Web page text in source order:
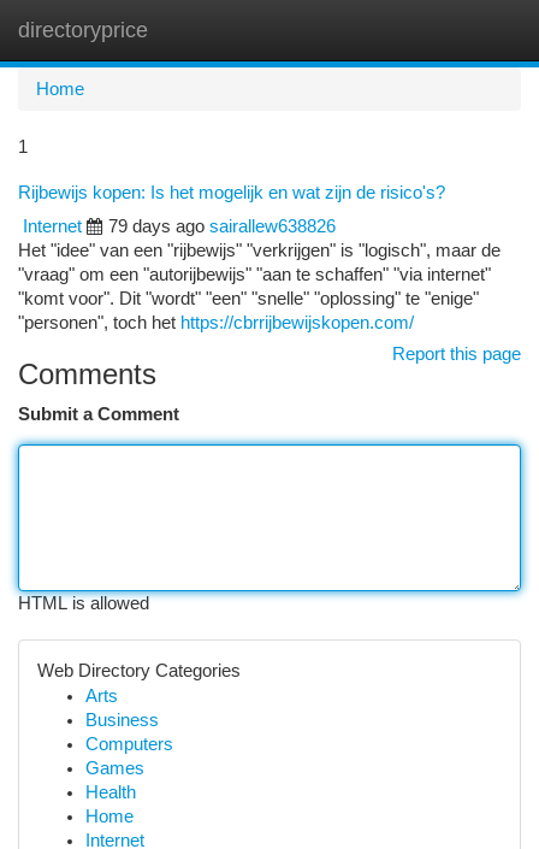
directoryprice
Home
1
Rijbewijs kopen: Is het mogelijk en wat zijn de risico's?
Internet
79 days ago sairallew638826
Het "idee" van een "rijbewijs" "verkrijgen" is "logisch", maar de
"vraag" om een "autorijbewijs" "aan te schaffen" "via internet"
"komt voor". Dit "wordt" "een" "snelle" "oplossing" te "enige"
"personen", toch het https://cbrrijbewijskopen.com/
Report this page
Comments
Submit a Comment
HTML is allowed
Web Directory Categories
Arts
Business
Computers
Games
Health
Home
Internet